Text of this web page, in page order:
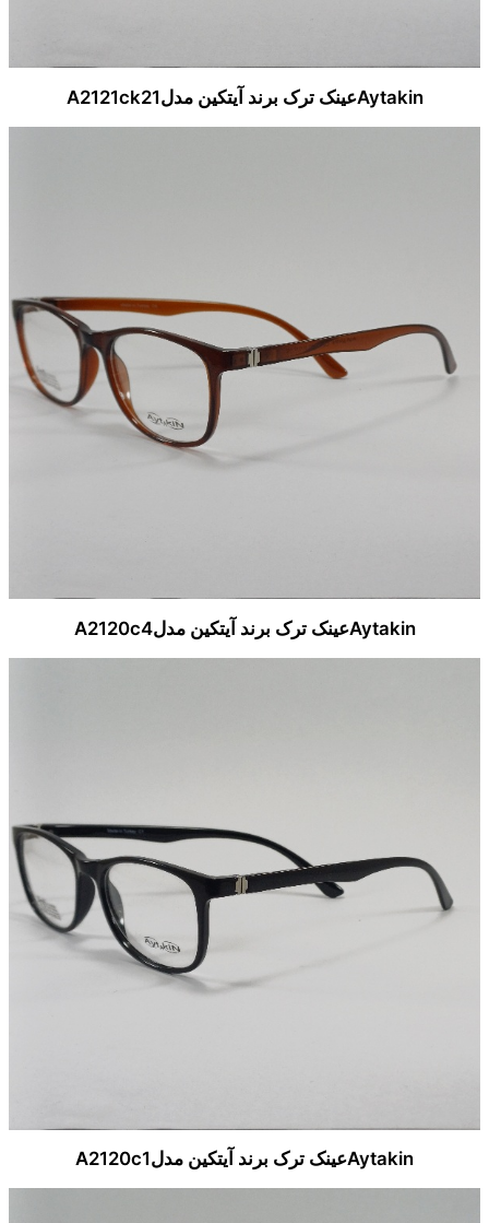
Aytakinعینک ترک برند آیتکین مدلA2121ck21
Aytakinعینک ترک برند آیتکین مدلA2120c4
Aytakinعینک ترک برند آیتکین مدلA2120c1